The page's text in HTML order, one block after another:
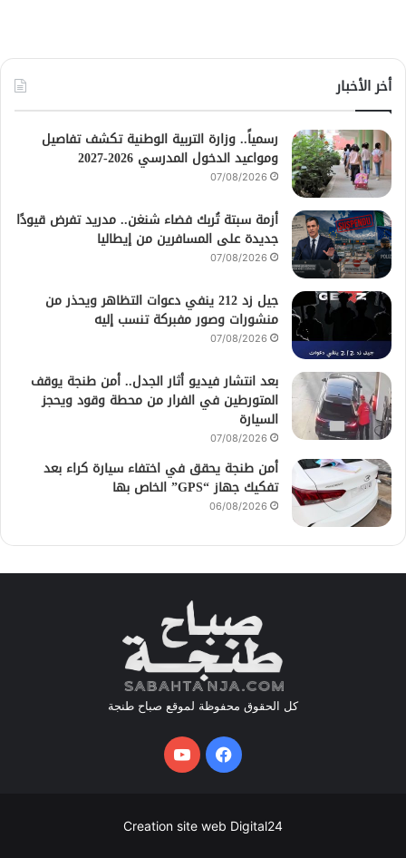
أخر الأخبار
رسمياً.. وزارة التربية الوطنية تكشف تفاصيل
ومواعيد الدخول المدرسي 2026-2027
07/08/2026
أزمة سبتة تُربك فضاء شنغن.. مدريد تفرض قيودًا
جديدة على المسافرين من إيطاليا
07/08/2026
جيل زد 212 ينفي دعوات التظاهر ويحذر من
منشورات وصور مفبركة تنسب إليه
07/08/2026
بعد انتشار فيديو أثار الجدل.. أمن طنجة يوقف
المتورطين في الفرار من محطة وقود ويحجز
السيارة
07/08/2026
أمن طنجة يحقق في اختفاء سيارة كراء بعد
تفكيك جهاز “GPS” الخاص بها
06/08/2026
كل الحقوق محفوظة لموقع صباح طنجة
فيسبوكيوتيوب
Creation site web Digital24